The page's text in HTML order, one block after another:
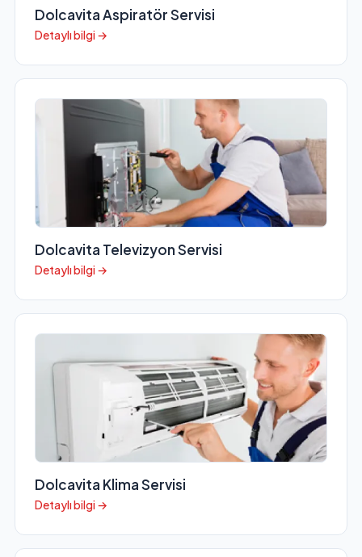
Dolcavita Aspiratör Servisi
Detaylı bilgi →
Dolcavita Televizyon Servisi
Detaylı bilgi →
Dolcavita Klima Servisi
Detaylı bilgi →